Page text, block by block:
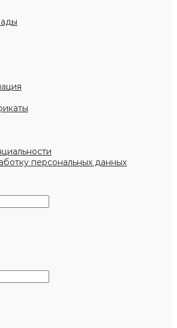
персональных данных